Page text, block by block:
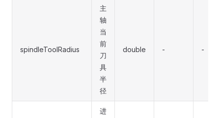
spindleToolRadius
主
轴
当
前
刀
具
半
径
double - -
进